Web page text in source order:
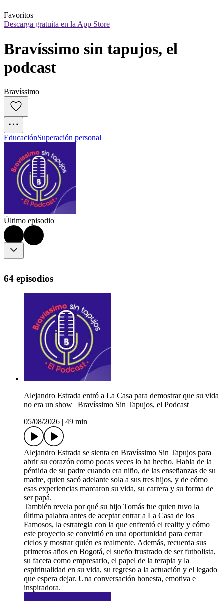
Favoritos
Descarga gratuita en la App Store
Bravíssimo sin tapujos, el
podcast
Bravíssimo
EducaciónSuperación personal
Último episodio
64 episodios
Alejandro Estrada entró a La Casa para demostrar que su vida
no era un show | Bravíssimo Sin Tapujos, el Podcast
05/08/2026
49 min
Alejandro Estrada se sienta en Bravíssimo Sin Tapujos para
abrir su corazón como pocas veces lo ha hecho. Habla de la
pérdida de su padre cuando era niño, de las enseñanzas de su
madre, quien sacó adelante sola a sus tres hijos, y de cómo
esas experiencias marcaron su vida, su carrera y su forma de
ser papá.
También revela por qué su hijo Tomás fue quien tuvo la
última palabra antes de aceptar entrar a La Casa de los
Famosos, la estrategia con la que enfrentó el reality y cómo
este proyecto se convirtió en una oportunidad para cerrar
ciclos y mostrar quién es realmente. Además, recuerda sus
primeros años en Bogotá, el sueño frustrado de ser futbolista,
su faceta como empresario, el papel de la terapia y la
espiritualidad en su vida, su regreso a la actuación y el legado
que espera dejar. Una conversación honesta, emotiva e
inspiradora.